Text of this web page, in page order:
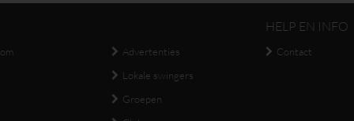
Advertenties
Lokale swingers
Groepen
HELP EN INFO
Contact